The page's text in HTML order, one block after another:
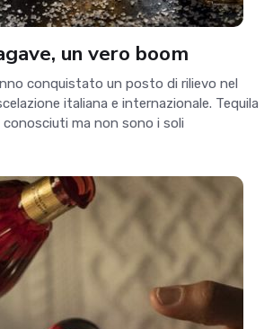
un vero boom
conquistato un posto di rilievo nel
italiana e internazionale. Tequila
conosciuti ma non sono i soli